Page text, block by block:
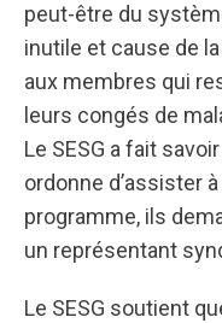
peut-être du
inutile et cause de
aux membres qui
leurs congés de
Le SESG a fait
ordonne d’assister
programme, ils
un représentant
Le SESG soutient